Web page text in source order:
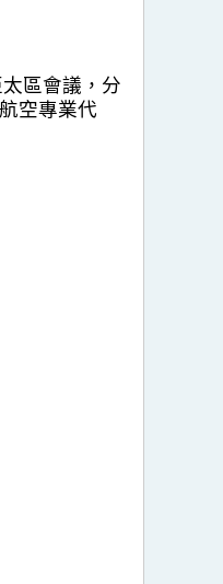
區會議，分
空專業代